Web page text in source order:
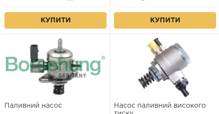
КУПИТИ КУПИТИ
Паливний насос
Насос паливний високого